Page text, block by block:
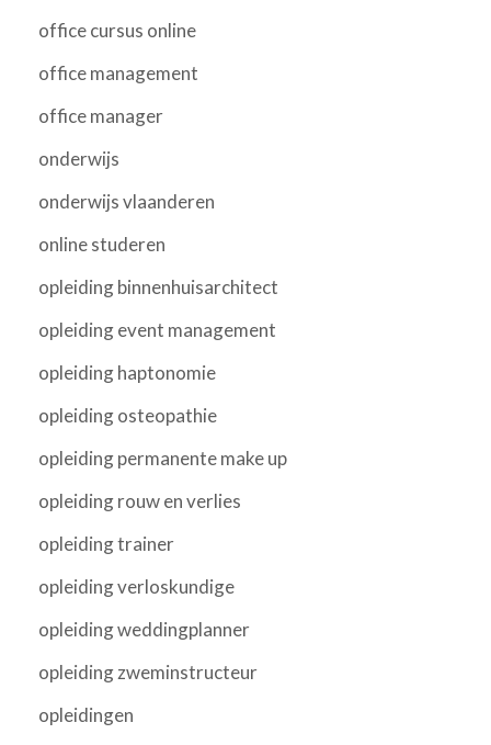
office cursus online
office management
office manager
onderwijs
onderwijs vlaanderen
online studeren
opleiding binnenhuisarchitect
opleiding event management
opleiding haptonomie
opleiding osteopathie
opleiding permanente make up
opleiding rouw en verlies
opleiding trainer
opleiding verloskundige
opleiding weddingplanner
opleiding zweminstructeur
opleidingen